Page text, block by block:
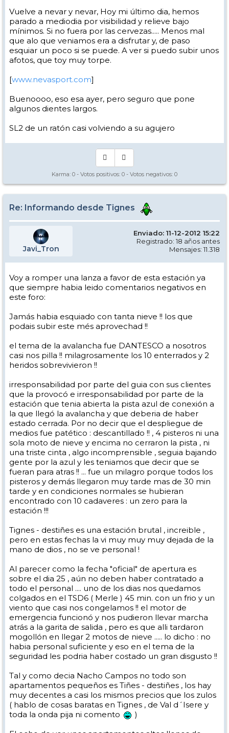
Vuelve a nevar y nevar, Hoy mi último dia, hemos
parado a mediodia por visibilidad y relieve bajo
mínimos. Si no fuera por las cervezas..... Menos mal
que alo que veniamos era a disfrutar y, de paso
esquiar un poco si se puede. A ver si puedo subir unos
afotos, que toy muy torpe.
[www.nevasport.com]
Buenoooo, eso esa ayer, pero seguro que pone
algunos dientes largos.
SL2 de un ratón casi volviendo a su agujero
Karma: 0 - Votos positivos: 0 - Votos negativos: 0
Re: Informando desde Tignes
Javi_Tron
Enviado: 11-12-2012 15:22
Registrado: 18 años antes
Mensajes: 11.318
Voy a romper una lanza a favor de esta estación ya
que siempre habia leido comentarios negativos en
este foro:
Jamás habia esquiado con tanta nieve !! los que
podais subir este més aprovechad !!
el tema de la avalancha fue DANTESCO a nosotros
casi nos pilla !! milagrosamente los 10 enterrados y 2
heridos sobrevivieron !!
irresponsabilidad por parte del guia con sus clientes
que la provocó e irresponsabilidad por parte de la
estación que tenia abierta la pista azul de conexión a
la que llegó la avalancha y que deberia de haber
estado cerrada. Por no decir que el despliegue de
medios fue patético : descantillado !! , 4 pisteros ni una
sola moto de nieve y encima no cerraron la pista , ni
una triste cinta , algo incomprensible , seguia bajando
gente por la azul y les teniamos que decir que se
fueran para atras !! ... fue un milagro porque todos los
pisteros y demás llegaron muy tarde mas de 30 min
tarde y en condiciones normales se hubieran
encontrado con 10 cadaveres : un zero para la
estación !!!
Tignes - destiñes es una estación brutal , increible ,
pero en estas fechas la vi muy muy muy dejada de la
mano de dios , no se ve personal !
Al parecer como la fecha "oficial" de apertura es
sobre el dia 25 , aún no deben haber contratado a
todo el personal .... uno de los dias nos quedamos
colgados en el TSD6 ( Merle ) 45 min. con un frio y un
viento que casi nos congelamos !! el motor de
emergencia funcionó y nos pudieron llevar marcha
atrás a la garita de salida , pero es que alli tardaron
mogollón en llegar 2 motos de nieve ..... lo dicho : no
habia personal suficiente y eso en el tema de la
seguridad les podria haber costado un gran disgusto !!
Tal y como decia Nacho Campos no todo son
apartamentos pequeños es Tiñes - destiñes , los hay
muy decentes a casi los mismos precios que los zulos
( hablo de cosas baratas en Tignes , de Val d´Isere y
toda la onda pija ni comento
)